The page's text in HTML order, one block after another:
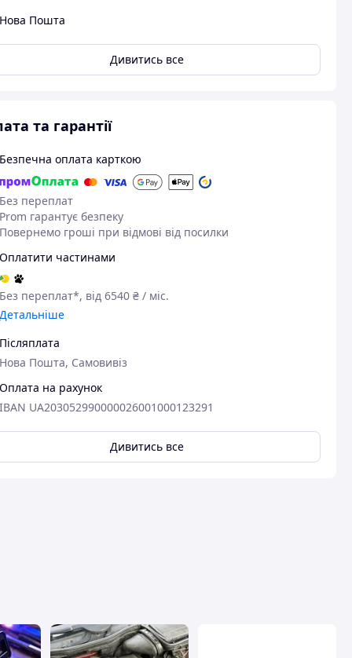
Нова Пошта
Дивитись все
та гарантії
Безпечна оплата карткою
Без переплат
Prom гарантує безпеку
Повернемо гроші при відмові від посилки
Оплатити частинами
Без переплат*, від 6540 ₴ / міс.
Детальніше
Післяплата
Нова Пошта, Самовивіз
Оплата на рахунок
IBAN UA203052990000026001000123291
Дивитись все